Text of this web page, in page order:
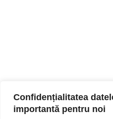
Confidențialitatea
importantă pentru noi